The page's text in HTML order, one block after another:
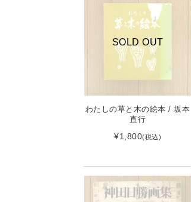
SOLD OUT
わたしの草と木の絵本 / 坂本
直行
¥1,800(税込)